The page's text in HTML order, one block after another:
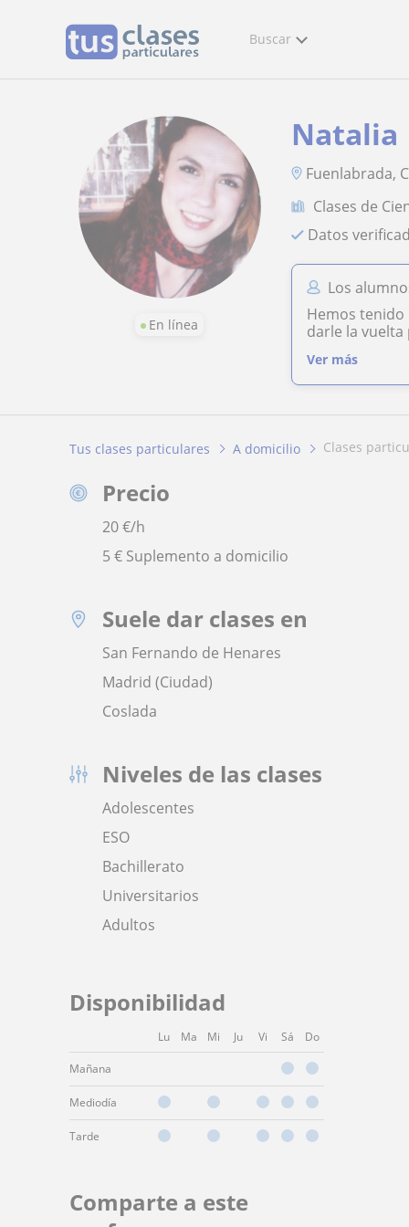
Buscar
En línea
Natalia
Fuenlabrada,
Clases de
Datos
Los
Hemos
darle la
Ver más
Tus clases particulares A domicilio clases
Precio
20€/h
5 € Suplemento a domicilio
Suele dar clases en
San Fernando de Henares
Madrid (Ciudad)
Coslada
Niveles de las clases
Adolescentes
ESO
Bachillerato
Universitarios
Adultos
Disponibilidad
Lu Ma Mi Ju Vi Sá Do
Mañana
Mediodía
Tarde
Comparte a este